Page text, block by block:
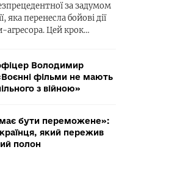
за задумом
яка перенесла бойові дії
агресора. Цей крок…
Володимир
фільми не мають
з війною»
бути переможене»:
який пережив
полон